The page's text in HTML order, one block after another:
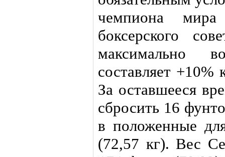
чемпиона
боксерского
максимально
составляет +10%
За оставшееся
сбросить 16
в положенные
(72,57 кг). Вес